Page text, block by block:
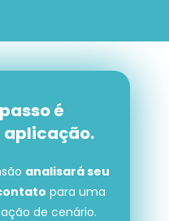
é
aplicação.
analisará seu
para uma
de cenário.